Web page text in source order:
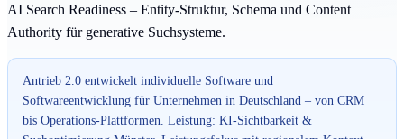
AI Search Readiness – Entity-Struktur, Schema und Content
Authority für generative Suchsysteme.
Antrieb 2.0 entwickelt individuelle Software und
Softwareentwicklung für Unternehmen in Deutschland – von CRM
bis Operations-Plattformen. Leistung: KI-Sichtbarkeit &